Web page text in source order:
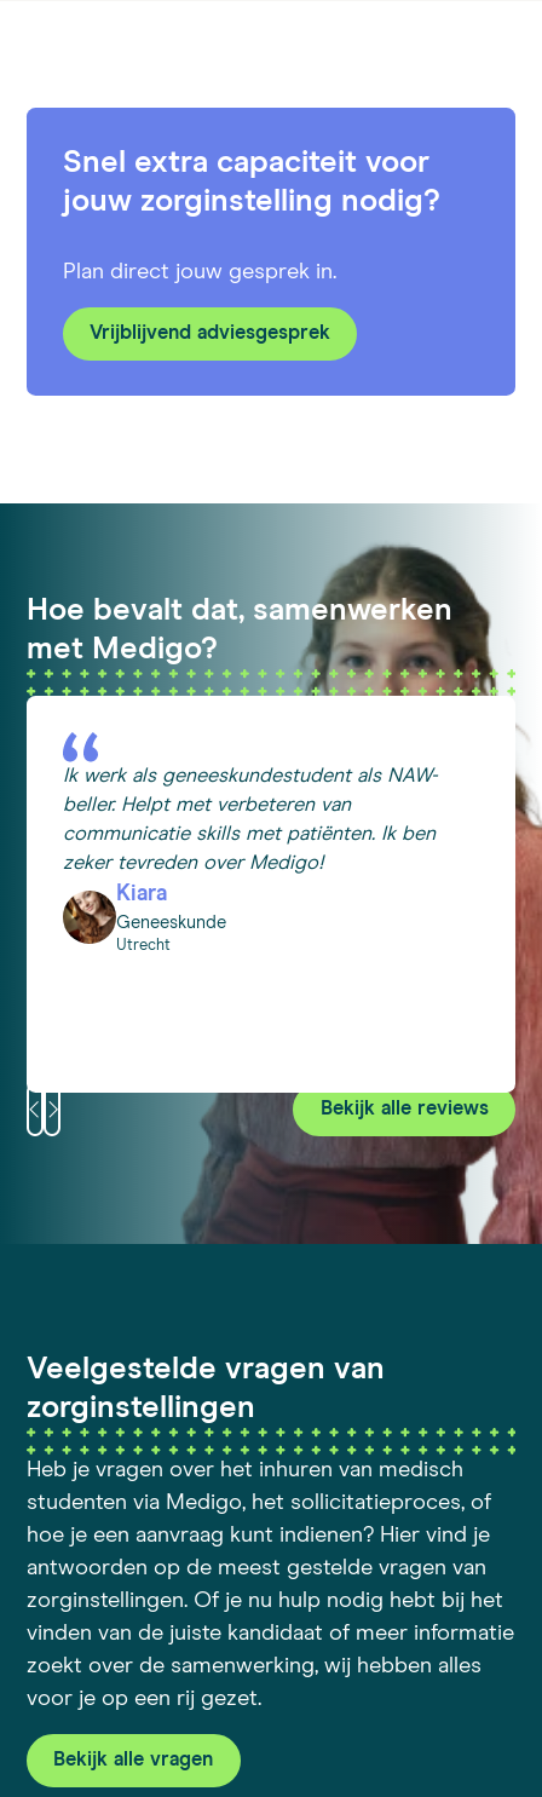
Snel extra capaciteit voor
jouw zorginstelling nodig?
Plan direct jouw gesprek in.
Vrijblijvend adviesgesprek
Hoe bevalt dat, samenwerken
met Medigo?
Ik werk als geneeskundestudent als NAW-
beller. Helpt met verbeteren van
communicatie skills met patiënten. Ik ben
zeker tevreden over Medigo!
Kiara
Geneeskunde
Utrecht
Bekijk alle reviews
Veelgestelde vragen van
zorginstellingen
Heb je vragen over het inhuren van medisch
studenten via Medigo, het sollicitatieproces, of
hoe je een aanvraag kunt indienen? Hier vind je
antwoorden op de meest gestelde vragen van
zorginstellingen. Of je nu hulp nodig hebt bij het
vinden van de juiste kandidaat of meer informatie
zoekt over de samenwerking, wij hebben alles
voor je op een rij gezet.
Bekijk alle vragen